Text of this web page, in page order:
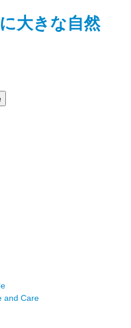
大きな自然
and Care